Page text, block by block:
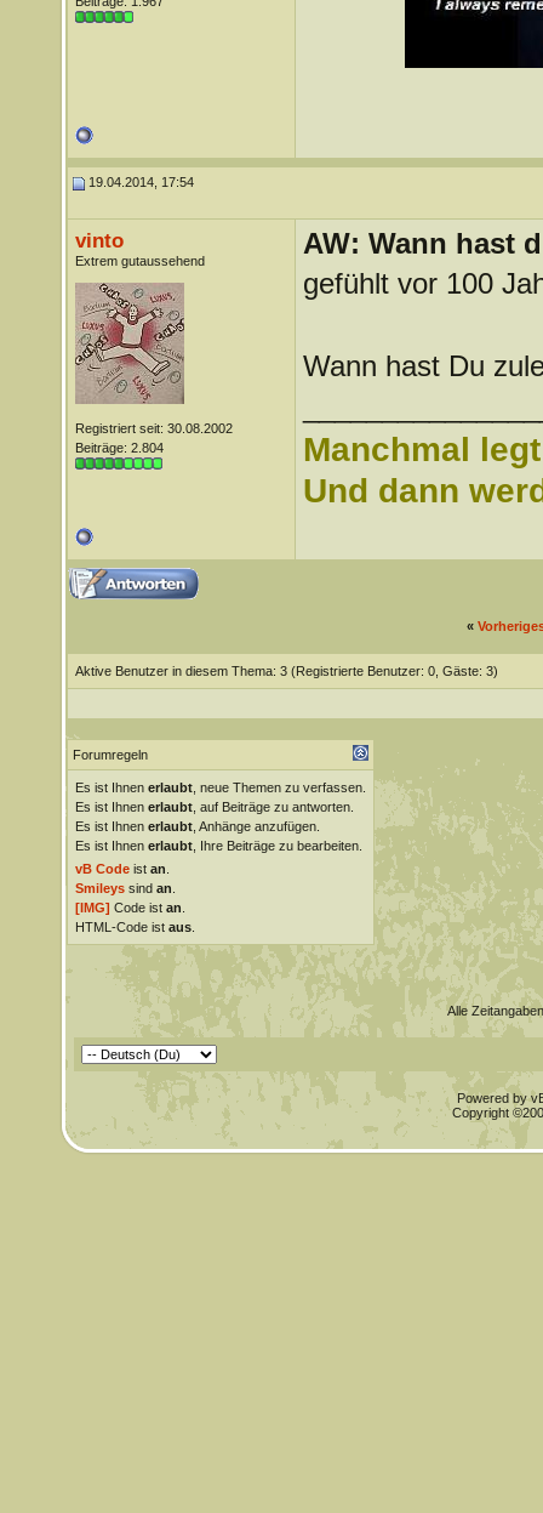
19.04.2014, 17:54
vinto
Extrem gutaussehend
Registriert seit: 30.08.2002
Beiträge: 2.804
AW: Wann hast
gefühlt vor 100
Wann hast Du
Manchmal
Und dann
«
Aktive Benutzer in diesem Thema: 3 (Registrierte Benutzer: 0, Gäste: 3)
Forumregeln
Es ist Ihnen erlaubt, neue Themen zu verfassen.
Es ist Ihnen erlaubt, auf Beiträge zu antworten.
Es ist Ihnen erlaubt, Anhänge anzufügen.
Es ist Ihnen erlaubt, Ihre Beiträge zu bearbeiten.
vB Codeist an
Smileyssind an
[IMG] Code ist an
HTML-Code ist aus.
Alle
Powered by
Copyright